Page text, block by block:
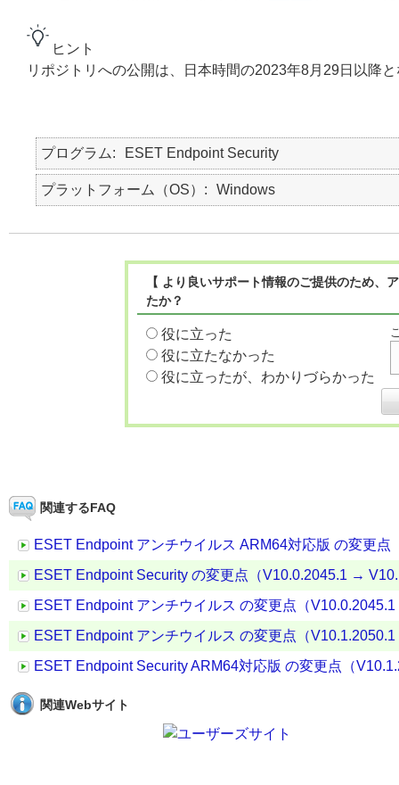
ヒント
リポジトリへの公開は、日本時間の2023年8月29日以降
プログラム ESET Endpoint Security
プラットフォーム（OS） Windows
【 より良いサポート情報のご提供のため
たか？
役に立った
役に立たなかった
役に立ったが、わかりづらかった
関連するFAQ
ESET Endpoint アンチウイルス ARM64対応版 の変更
ESET Endpoint Security の変更点（V10.0.2045.1 →
ESET Endpoint アンチウイルス の変更点（
ESET Endpoint アンチウイルス の変更点（
ESET Endpoint Security ARM64対応版 の変更点（
関連Webサイト